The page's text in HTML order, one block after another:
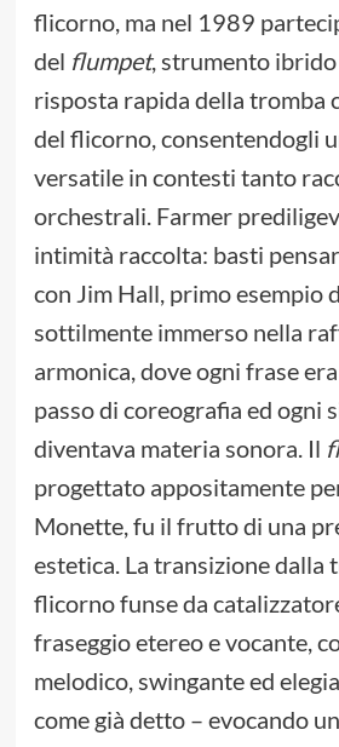
flicorno, ma nel 1989
del flumpet, strumento ibrido
risposta rapida della tromba
del flicorno, consentendogli
versatile in contesti tanto
orchestrali. Farmer
intimità raccolta: basti
con Jim Hall, primo esempio
sottilmente immerso nella
armonica, dove ogni frase
passo di coreografia ed ogni
diventava materia sonora. Il
progettato appositamente
Monette, fu il frutto di una
estetica. La transizione dalla
flicorno funse da
fraseggio etereo e vocante,
melodico, swingante ed
come già detto – evocando